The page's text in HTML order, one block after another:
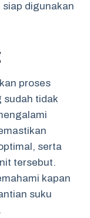
digunakan
proses
sudah tidak
serta
tersebut.
kapan
suku